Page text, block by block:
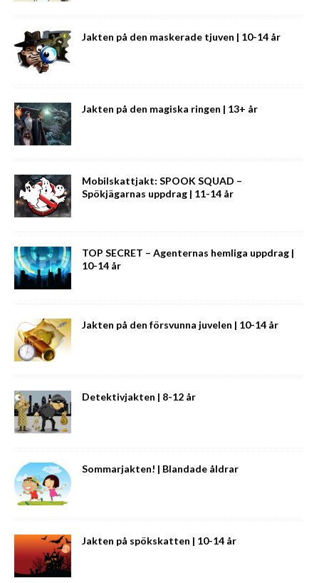
Jakten på den maskerade tjuven | 10-14 år
Jakten på den magiska ringen | 13+ år
Mobilskattjakt: SPOOK SQUAD –
Spökjägarnas uppdrag | 11-14 år
TOP SECRET – Agenternas hemliga uppdrag |
10-14 år
Jakten på den försvunna juvelen | 10-14 år
Detektivjakten | 8-12 år
Sommarjakten! | Blandade åldrar
Jakten på spökskatten | 10-14 år